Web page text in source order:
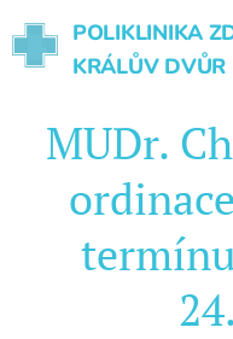
POLIKLINIKA
KRÁLŮV DVŮR
MUDr.